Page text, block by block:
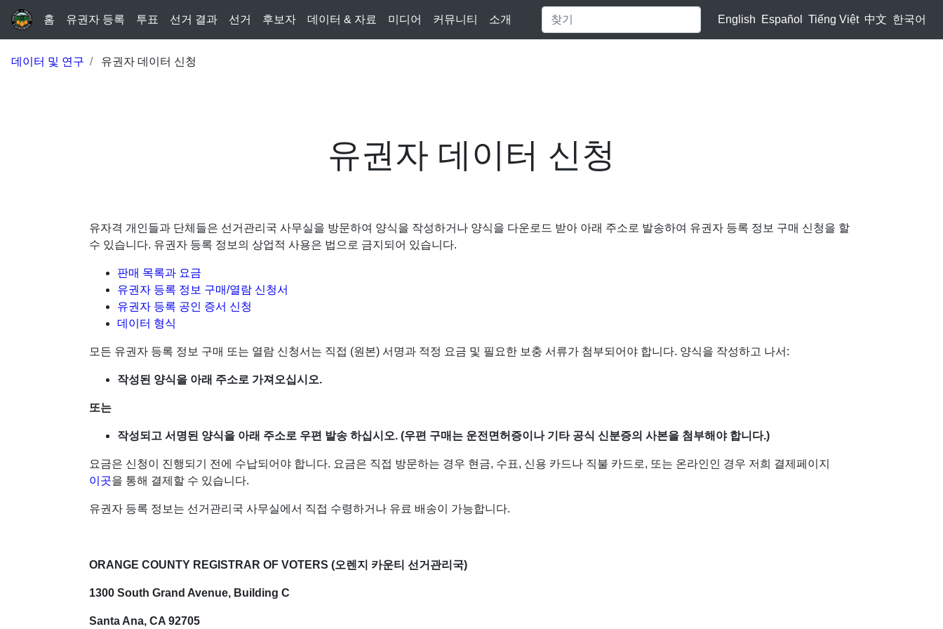
홈 유권자 등록 투표 선거 결과 선거 후보자 데이터 & 자료 미디어 커뮤니티 소개 English Español Tiếng Việt 中文 한국어
데이터 및 연구 유권자 데이터 신청
유권자 데이터 신청
유자격 개인들과 단체들은 선거관리국 사무실을 방문하여 양식을 작성하거나 양식을 다운로드 받아 아래 주소로 발송하여 유권자 등록 정보 구매 신청을 할
수 있습니다. 유권자 등록 정보의 상업적 사용은 법으로 금지되어 있습니다.
판매 목록과 요금
유권자 등록 정보 구매/열람 신청서
유권자 등록 공인 증서 신청
데이터 형식
모든 유권자 등록 정보 구매 또는 열람 신청서는 직접 (원본) 서명과 적정 요금 및 필요한 보충 서류가 첨부되어야 합니다. 양식을 작성하고 나서:
작성된 양식을 아래 주소로 가져오십시오.
또는
작성되고 서명된 양식을 아래 주소로 우편 발송 하십시오. (우편 구매는 운전면허증이나 기타 공식 신분증의 사본을 첨부해야 합니다.)
요금은 신청이 진행되기 전에 수납되어야 합니다. 요금은 직접 방문하는 경우 현금, 수표, 신용 카드나 직불 카드로, 또는 온라인인 경우 저희 결제페이지
이곳을 통해 결제할 수 있습니다.
유권자 등록 정보는 선거관리국 사무실에서 직접 수령하거나 유료 배송이 가능합니다.
ORANGE COUNTY REGISTRAR OF VOTERS (오렌지 카운티 선거관리국)
1300 South Grand Avenue, Building C
Santa Ana, CA 92705